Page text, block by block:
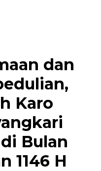
dan
Karo
Bulan
1146 H